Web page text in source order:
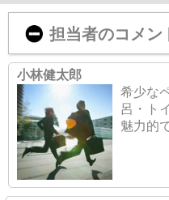
担当者のコメン
小林健太郎
希少な
呂・ト
魅力的